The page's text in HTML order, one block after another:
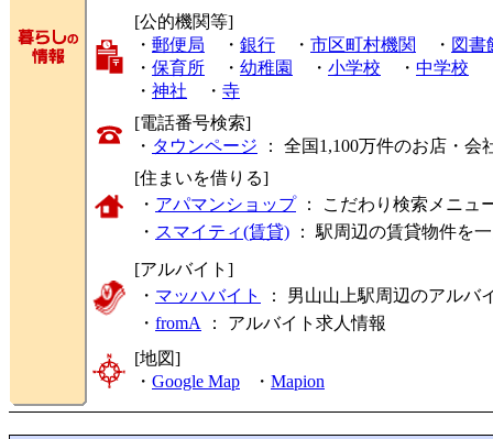
[公的機関等]
・ 郵便局 ・ 銀行 ・ 市区町村機関 ・ 図書
・ 保育所 ・ 幼稚園 ・ 小学校 ・ 中学校
・ 神社 ・ 寺
[電話番号検索]
・ タウンページ ： 全国1,100万件のお店・
[住まいを借りる]
・ アパマンショップ： こだわり検索メニュ
・ スマイティ(賃貸) ： 駅周辺の賃貸物件を
[アルバイト]
・ マッハバイト
： 男山山上駅周辺のアルバ
・ fromA ： アルバイト求人情報
[地図]
・ Google Map ・ Mapion